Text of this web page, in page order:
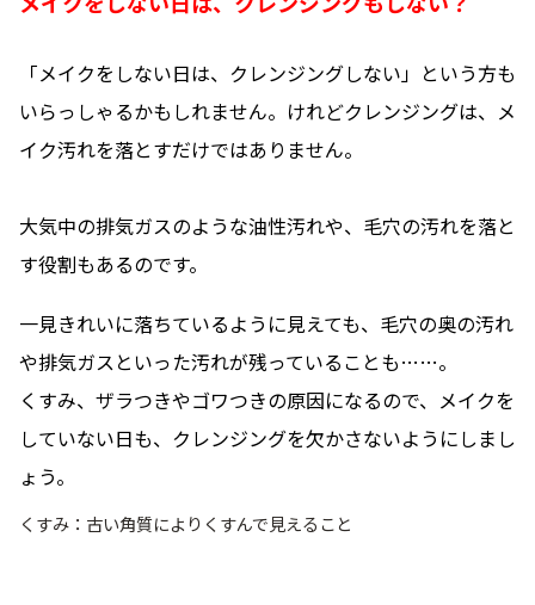
「メイクをしない日は、クレンジングしない」という方も
いらっしゃるかもしれません。けれどクレンジングは、メ
イク汚れを落とすだけではありません。
大気中の排気ガスのような油性汚れや、毛穴の汚れを落と
す役割もあるのです。
一見きれいに落ちているように見えても、毛穴の奥の汚れ
や排気ガスといった汚れが残っていることも……。
くすみ、ザラつきやゴワつきの原因になるので、メイクを
していない日も、クレンジングを欠かさないようにしまし
ょう。
くすみ：古い角質によりくすんで見えること